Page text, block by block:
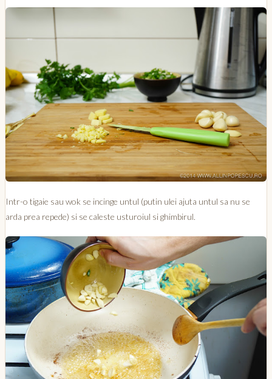
Intr-o tigaie sau wok se incinge untul (putin ulei ajuta untul sa nu se
arda prea repede) si se caleste usturoiul si ghimbirul.